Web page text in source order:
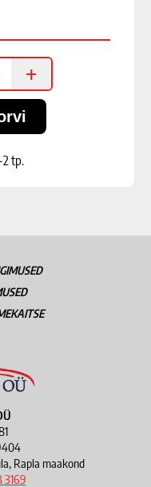
+
2 tp.
Rapla maakond
3169